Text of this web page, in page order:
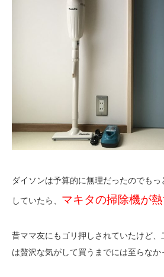
ダイソンは予算的に無理だったのでも
していたら、 マキタの掃除機が熱
昔ママ友にもゴリ押しされていたけど
は贅沢な気がして買うまでには至らなか